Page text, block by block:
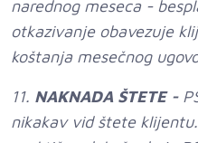
narednog meseca -
otkazivanje obavezuje
koštanja mesečnog
11. NAKNADA ŠTETE -
nikakav vid štete